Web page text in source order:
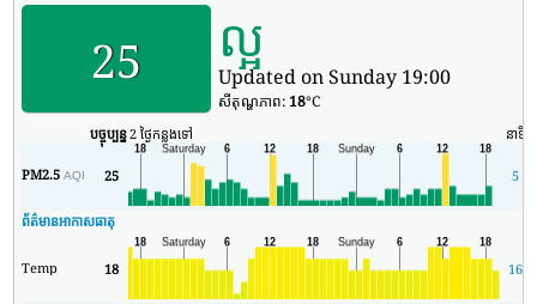
25 ល្អ
Updated on Sunday 19:00
សីតុណ្ហភាព: 18°C
បច្ចុប្បន្ន2 ថ្ងៃកន្លងទៅ នាទី
PM2.5AQI 25 5
ព័ត៌មានអាកាសធាតុ
Temp 18 16